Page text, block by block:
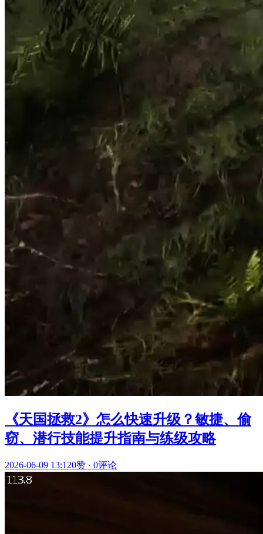
《天国拯救2》怎么快速升级？敏捷、偷
窃、潜行技能提升指南与练级攻略
2026-06-09 13:120赞 · 0评论